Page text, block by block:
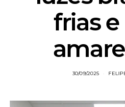
frias
30/09/2025